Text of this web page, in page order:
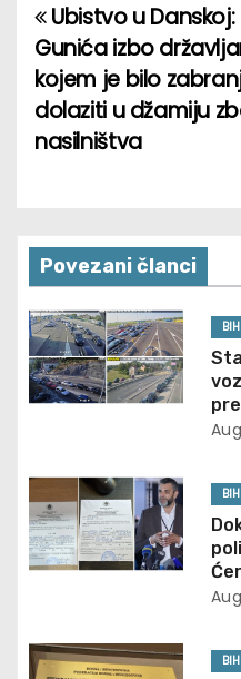
P
o
s
a
v
i
g
t
i
n
Ubistvo u Danskoj:
Gunića izbo
kojem je bilo
dolaziti u džamiju
nasilništva
Povezani članci
BIH
BIH
BIH